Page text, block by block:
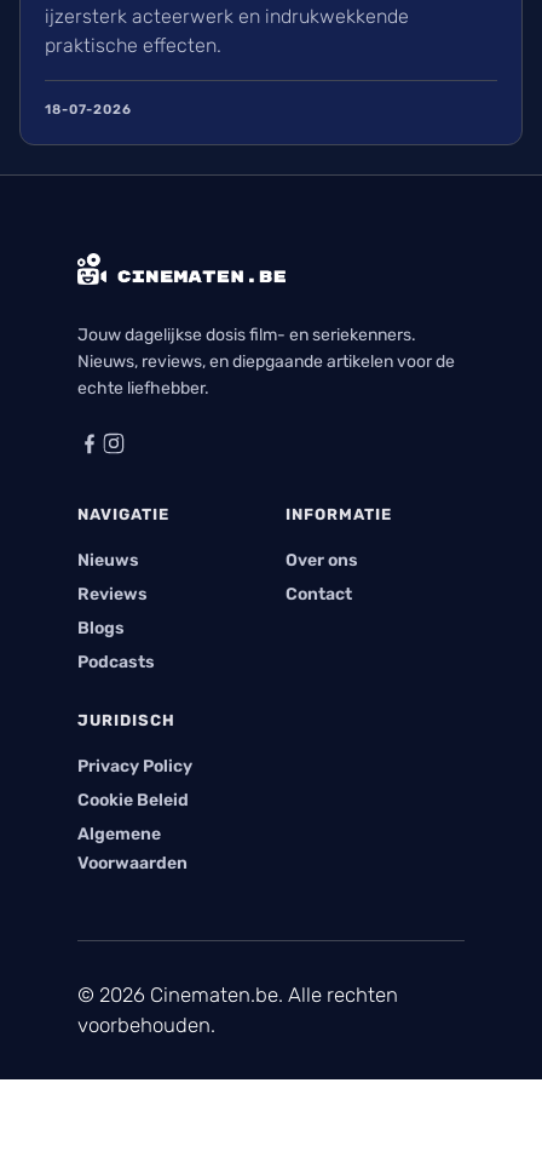
ijzersterk acteerwerk en indrukwekkende
praktische effecten.
18-07-2026
Jouw dagelijkse dosis film- en seriekenners.
Nieuws, reviews, en diepgaande artikelen voor de
echte liefhebber.
NAVIGATIE
Nieuws
Reviews
Blogs
Podcasts
INFORMATIE
Over ons
Contact
JURIDISCH
Privacy Policy
Cookie Beleid
Algemene
Voorwaarden
© 2026 Cinematen.be. Alle rechten
voorbehouden.